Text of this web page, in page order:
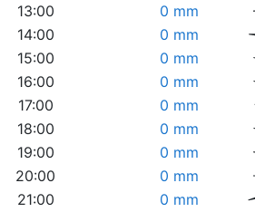
13:00
0 mm
14:00
0 mm
15:00
0 mm
16:00
0 mm
17:00
0 mm
18:00
0 mm
19:00
0 mm
20:00
0 mm
21:00
0 mm